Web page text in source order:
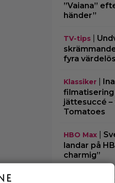
”Vaiana”
händer”
TV-tips|
fyra
Klassiker|
filmatisering
jättesuccé –
Tomatoes
HBO Max|
landar på
charmig”